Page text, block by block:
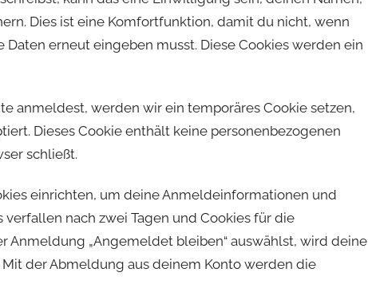
Dies ist eine Komfortfunktion, damit du nicht, wenn
erneut eingeben musst. Diese Cookies werden ein
anmeldest, werden wir ein temporäres Cookie setzen,
Dieses Cookie enthält keine personenbezogenen
schließt.
einrichten, um deine Anmeldeinformationen und
nach zwei Tagen und Cookies für die
Anmeldung „Angemeldet bleiben“ auswählst, wird deine
der Abmeldung aus deinem Konto werden die